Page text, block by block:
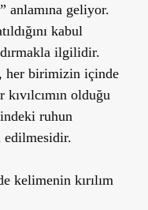
anlamına geliyor.
kabul
ilgilidir.
her birimizin içinde
olduğu
ruhun
edilmesidir.
kelimenin kırılım